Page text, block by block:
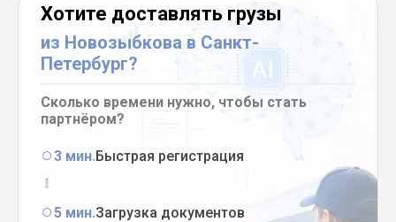
Хотите доставлять грузы
из Новозыбкова в Санкт-
Петербург?
Сколько времени нужно, чтобы стать
партнёром?
3 мин.Быстрая регистрация
5 мин.Загрузка документов